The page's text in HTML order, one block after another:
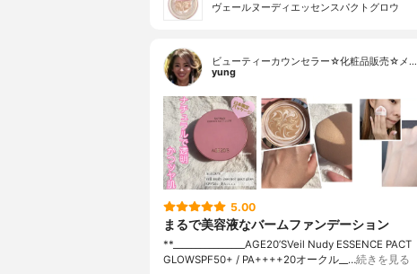
ヴェールヌーディエッセンスパクトグロウ
ビューティーカウンセラー☆化粧品販売☆メ…
yung
5.00
まるで美容液なバームファンデーション
**⁡________________⁡AGE20’S⁡Veil Nudy ESSENCE PACT
GLOW⁡SPF50+ / PA++++20オークル⁡__…続きを見る